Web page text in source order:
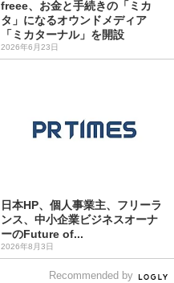
freee、お金と手続きの「ミカ
タ」になるオウンドメディア
「ミカターナル」を開設
2026年6月23日
日本HP、個人事業主、フリーラ
ンス、中小企業ビジネスオーナ
ーのFuture of...
2026年8月3日
Recommended by